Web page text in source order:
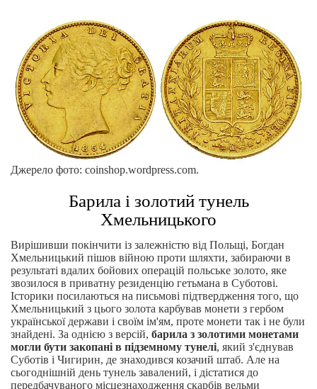
Джерело фото: coinshop.wordpress.com.
Барила і золотий тунель
Хмельницького
Вирішивши покінчити із залежністю від Польщі, Богдан
Хмельницький пішов війною проти шляхти, забираючи в
результаті вдалих бойових операцій польське золото, яке
звозилося в приватну резиденцію гетьмана в Суботові.
Історики посилаються на письмові підтвердження того, що
Хмельницький з цього золота карбував монети з гербом
української держави і своїм ім'ям, проте монети так і не були
знайдені. За однією з версій, барила з золотими монетами
могли бути закопані в підземному тунелі, який з'єднував
Суботів і Чигирин, де знаходився козачий штаб. Але на
сьогоднішній день тунель завалений, і дістатися до
передбачуваного місцезнаходження скарбів вельми